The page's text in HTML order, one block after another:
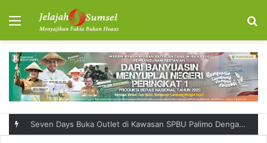
Menu
Seven Days Buka Outlet di Kawasan SPBU Palimo Dengan Konsep One Stop Hangout Destination